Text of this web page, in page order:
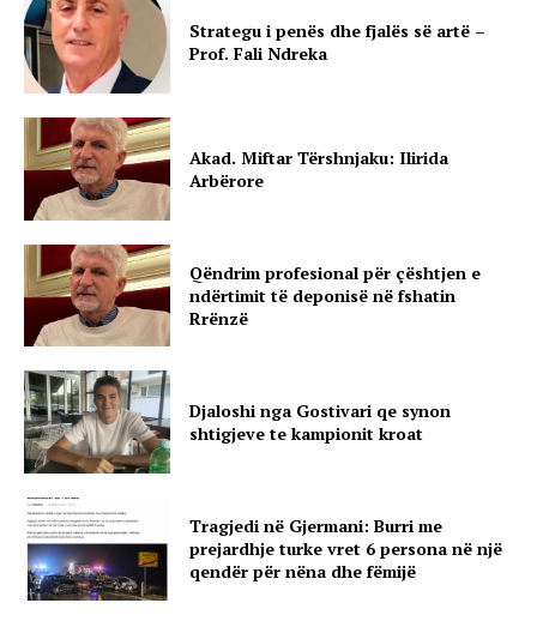
Strategu i penës dhe fjalës së artë –
Prof. Fali Ndreka
Akad. Miftar Tërshnjaku: Ilirida
Arbërore
Qëndrim profesional për çështjen e
ndërtimit të deponisë në fshatin
Rrënzë
Djaloshi nga Gostivari qe synon
shtigjeve te kampionit kroat
Tragjedi në Gjermani: Burri me
prejardhje turke vret 6 persona në një
qendër për nëna dhe fëmijë